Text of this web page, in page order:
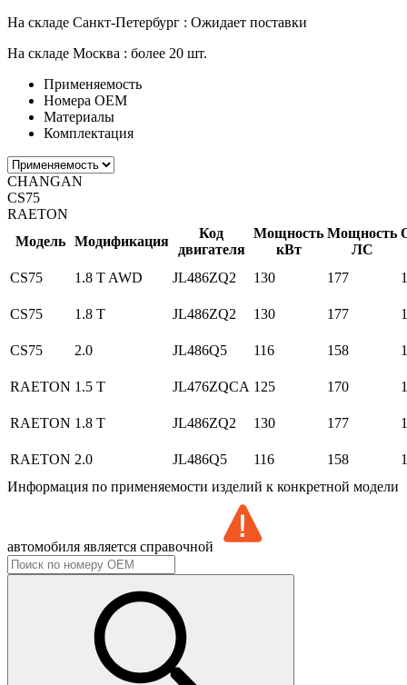
На складе Санкт-Петербург : Ожидает поставки
На складе Москва : более 20 шт.
Применяемость
Номера ОЕМ
Материалы
Комплектация
CHANGAN
CS75
RAETON
Модель Модификация
Код
двигателя
Мощность
кВт
Мощность
ЛС
CS75 1.8 T AWD JL486ZQ2 130 177
CS75 1.8 T JL486ZQ2 130 177
CS75 2.0 JL486Q5 116 158
RAETON 1.5 T JL476ZQCA 125 170
RAETON 1.8 T JL486ZQ2 130 177
RAETON 2.0 JL486Q5 116 158
Информация по применяемости изделий к конкретной модели
автомобиля является справочной